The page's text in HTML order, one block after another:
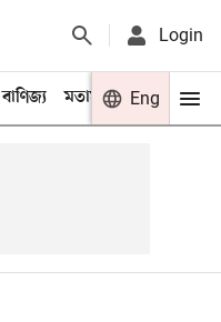
Login
বাণিজ্য মতামত খেলা
Eng